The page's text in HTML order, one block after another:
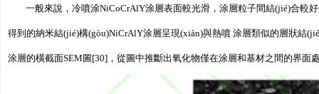
一般來說，冷噴涂NiCoCrAlY涂層表面較光滑，涂層粒子間結(jié)合較
得到的納米結(jié)構(gòu)NiCrAlY涂層呈現(xiàn)與熱噴 涂層類似的層狀結
涂層的橫截面SEM圖[30]，從圖中推斷出氧化物僅在涂層和基材之間的界面